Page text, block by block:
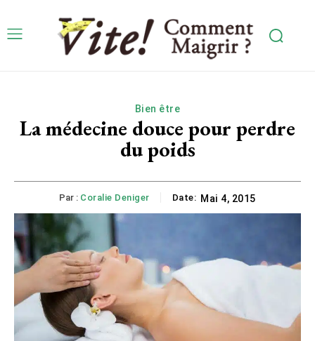
Bien être
La médecine douce pour perdre
du poids
Par : Coralie Deniger Date: Mai 4, 2015